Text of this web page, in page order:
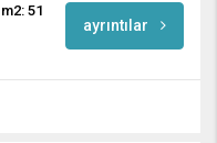
m2: 51
ayrıntılar